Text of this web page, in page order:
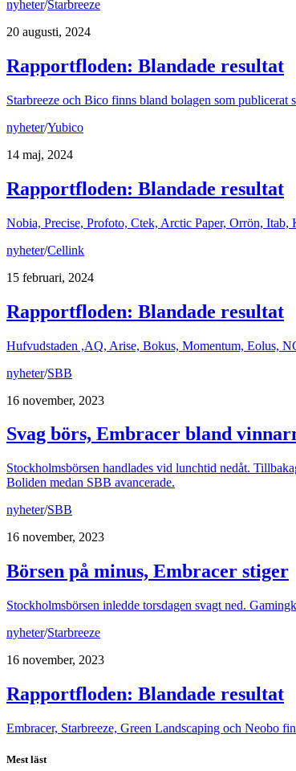
nyheter/Starbreeze
20 augusti, 2024
Rapportfloden: Blandade resultat
Starbreeze och Bico finns bland bolagen som publicerat
nyheter/Yubico
14 maj, 2024
Rapportfloden: Blandade resultat
Nobia, Precise, Profoto, Ctek, Arctic Paper, Orrön, Itab,
nyheter/Cellink
15 februari, 2024
Rapportfloden: Blandade resultat
Hufvudstaden ,AQ, Arise, Bokus, Momentum, Eolus,
nyheter/SBB
16 november, 2023
Svag börs, Embracer bland
Stockholmsbörsen handlades vid lunchtid nedåt.
Boliden medan SBB avancerade.
nyheter/SBB
16 november, 2023
Börsen på minus, Embracer stiger
Stockholmsbörsen inledde torsdagen svagt ned.
nyheter/Starbreeze
16 november, 2023
Rapportfloden: Blandade resultat
Embracer, Starbreeze, Green Landscaping och Neobo
Mest läst